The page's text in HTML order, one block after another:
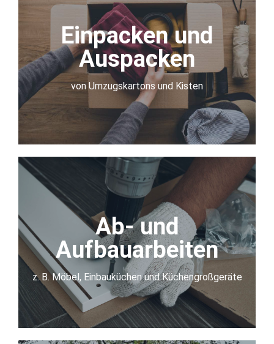
Einpacken und
Auspacken
von Umzugskartons und Kisten
Einpacken und
Auspacken
Ihrer Umzugskisten und Umzugskartons
mehr Infos
Ab- und
Aufbauarbeiten
z. B. Möbel, Einbauküchen und Küchengroßgeräte
Auf- und
Abbauarbeiten
von Möbeln, Küchen und Elektrogeräten
mehr Infos